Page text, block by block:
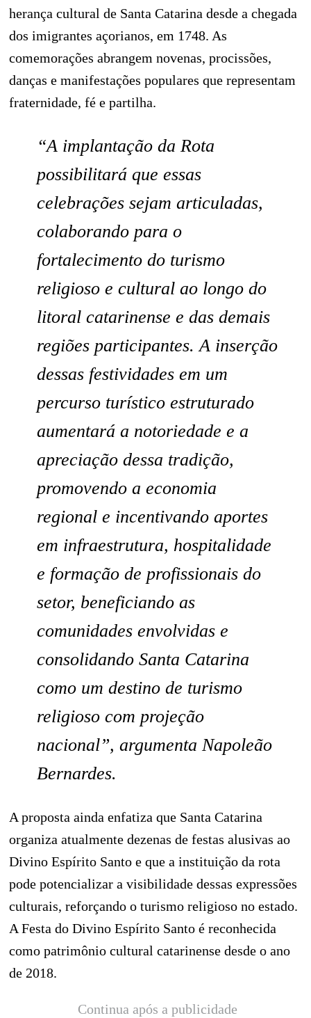
herança cultural de Santa Catarina desde a chegada
dos imigrantes açorianos, em 1748. As
comemorações abrangem novenas, procissões,
danças e manifestações populares que representam
fraternidade, fé e partilha.
“A implantação da Rota
possibilitará que essas
celebrações sejam articuladas,
colaborando para o
fortalecimento do turismo
religioso e cultural ao longo do
litoral catarinense e das demais
regiões participantes. A inserção
dessas festividades em um
percurso turístico estruturado
aumentará a notoriedade e a
apreciação dessa tradição,
promovendo a economia
regional e incentivando aportes
em infraestrutura, hospitalidade
e formação de profissionais do
setor, beneficiando as
comunidades envolvidas e
consolidando Santa Catarina
como um destino de turismo
religioso com projeção
nacional”, argumenta Napoleão
Bernardes.
A proposta ainda enfatiza que Santa Catarina
organiza atualmente dezenas de festas alusivas ao
Divino Espírito Santo e que a instituição da rota
pode potencializar a visibilidade dessas expressões
culturais, reforçando o turismo religioso no estado.
A Festa do Divino Espírito Santo é reconhecida
como patrimônio cultural catarinense desde o ano
de 2018.
Continua após a publicidade